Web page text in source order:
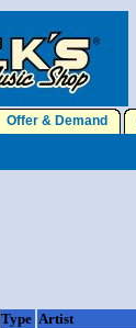
Offer & Demand
Type Artist